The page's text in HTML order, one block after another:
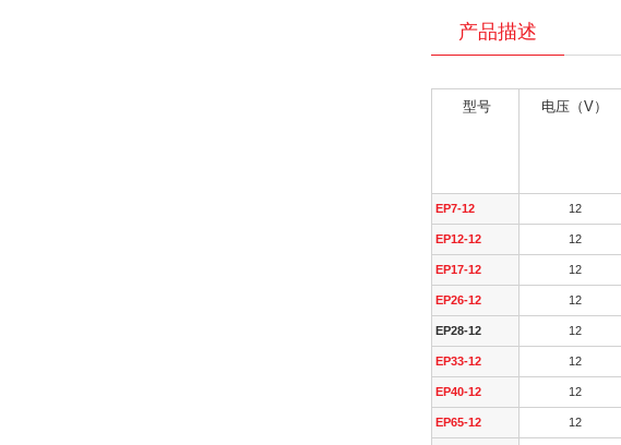
产品描述
型号 电压（V）
EP7-12 12
EP12-12 12
EP17-12 12
EP26-12 12
EP28-12 12
EP33-12 12
EP40-12 12
EP65-12 12